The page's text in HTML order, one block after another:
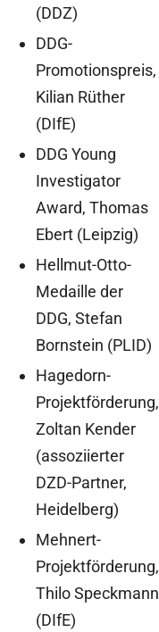
(DDZ)
DDG-
Promotionspreis,
Kilian Rüther
(DIfE)
DDG Young
Investigator
Award, Thomas
Ebert (Leipzig)
Hellmut-Otto-
Medaille der
DDG, Stefan
Bornstein (PLID)
Hagedorn-
Projektförderung,
Zoltan Kender
(assoziierter
DZD-Partner,
Heidelberg)
Mehnert-
Projektförderung,
Thilo Speckmann
(DIfE)